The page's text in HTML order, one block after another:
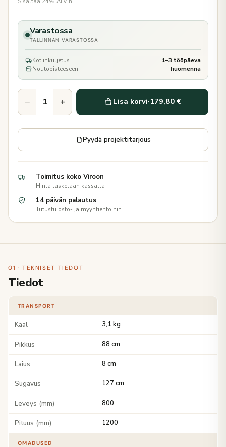
Varastossa
TALLINNAN VARASTOSSA
Kotiinkuljetus
1–3 tööpäeva
Noutopisteeseen
huomenna
− + Lisa korvi·179,80 €
Pyydä projektitarjous
Toimitus koko Viroon
Hinta lasketaan kassalla
14 päivän palautus
Tutustu osto- ja myyntiehtoihin
01 · TEKNISET TIEDOT
Tiedot
TRANSPORT
Kaal 3,1 kg
Pikkus 88 cm
Laius 8 cm
Sügavus 127 cm
Leveys (mm) 800
Pituus (mm) 1200
OMADUSED